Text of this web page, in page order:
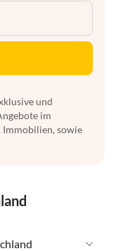
und
im
Immobilien, sowie